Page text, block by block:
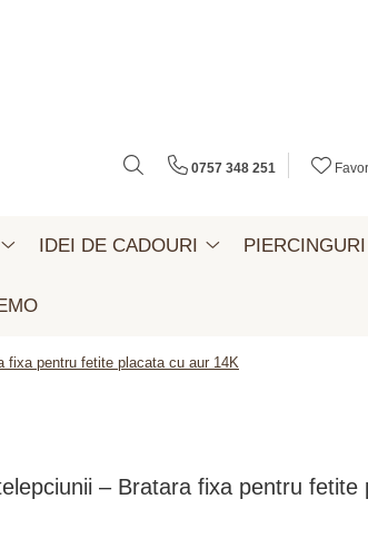
0757 348 251
IDEI DE CADOURI PIERCINGURI
fixa pentru fetite placata cu aur 14K
– Bratara fixa pentru fetite